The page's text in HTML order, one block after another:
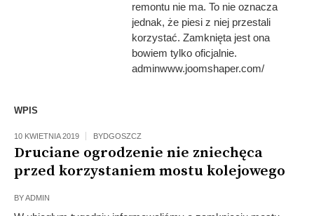
remontu nie ma. To nie oznacza
jednak, że piesi z niej przestali
korzystać. Zamknięta jest ona
bowiem tylko oficjalnie.
adminwww.joomshaper.com/
WPIS
10 KWIETNIA 2019 BYDGOSZCZ
Druciane ogrodzenie nie zniechęca
przed korzystaniem mostu kolejowego
BYADMIN